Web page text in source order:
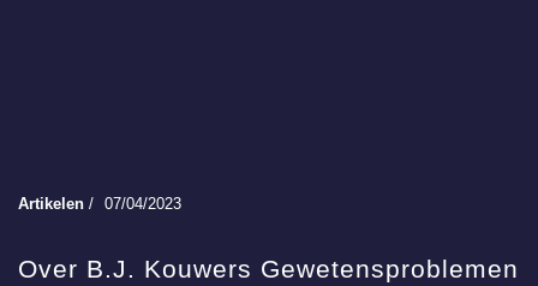
Artikelen / 07/04/2023
Over B.J. Kouwers Gewetensproblemen